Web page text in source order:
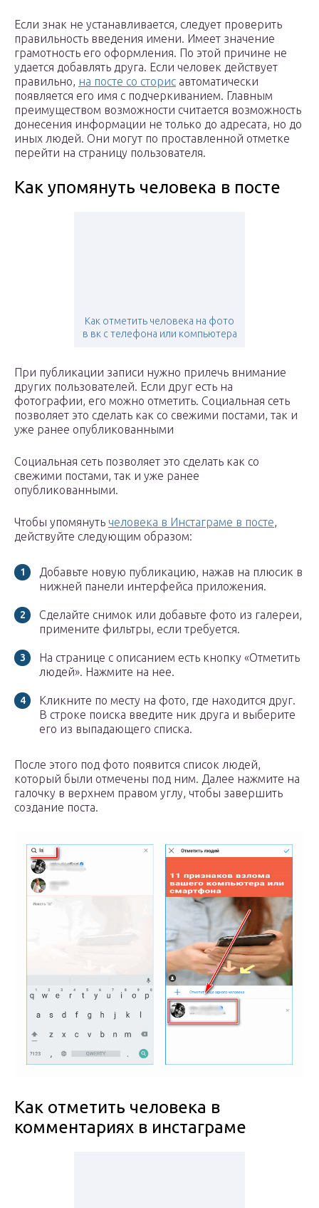
Если знак не устанавливается, следует проверить
правильность введения имени. Имеет значение
грамотность его оформления. По этой причине не
удается добавлять друга. Если человек действует
правильно, на посте со сторис автоматически
появляется его имя с подчеркиванием. Главным
преимуществом возможности считается возможность
донесения информации не только до адресата, но до
иных людей. Они могут по проставленной отметке
перейти на страницу пользователя.
Как упомянуть человека в посте
Как отметить человека на фото
в вк с телефона или компьютера
При публикации записи нужно прилечь внимание
других пользователей. Если друг есть на
фотографии, его можно отметить. Социальная сеть
позволяет это сделать как со свежими постами, так и
уже ранее опубликованными
Социальная сеть позволяет это сделать как со
свежими постами, так и уже ранее
опубликованными.
Чтобы упомянуть человека в Инстаграме в посте,
действуйте следующим образом:
Добавьте новую публикацию, нажав на плюсик в
нижней панели интерфейса приложения.
Сделайте снимок или добавьте фото из галереи,
примените фильтры, если требуется.
На странице с описанием есть кнопку «Отметить
людей». Нажмите на нее.
Кликните по месту на фото, где находится друг.
В строке поиска введите ник друга и выберите
его из выпадающего списка.
После этого под фото появится список людей,
который были отмечены под ним. Далее нажмите на
галочку в верхнем правом углу, чтобы завершить
создание поста.
Как отметить человека в
комментариях в инстаграме